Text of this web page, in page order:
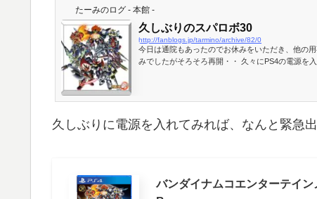
たーみのログ - 本館 -
久しぶりのスパロボ30
http://fanblogs.jp/tarmino/archive/82/0
今日は通院もあったのでお休みをいただき、他の
みでしたがそろそろ再開・・ 久々にPS4の電源を
久しぶりに電源を入れてみれば、なんと緊急出
バンダイナムコエンターテイ